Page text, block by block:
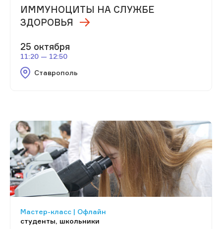
ИММУНОЦИТЫ НА СЛУЖБЕ
ЗДОРОВЬЯ
25 октября
11:20 — 12:50
Ставрополь
Мастер-класс | Офлайн
студенты, школьники